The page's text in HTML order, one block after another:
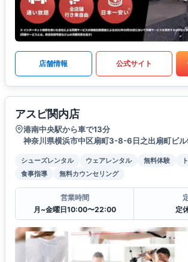
店舗情報 公式サイト
アスピ関内店
港南中央駅から車で13分
神奈川県横浜市中区扇町3-8-6日之出扇町ビ
シューズレンタル ウェアレンタル 無料体験
食事指導
無料カウンセリング
営業時間
月~金曜日10:00〜22:00
定